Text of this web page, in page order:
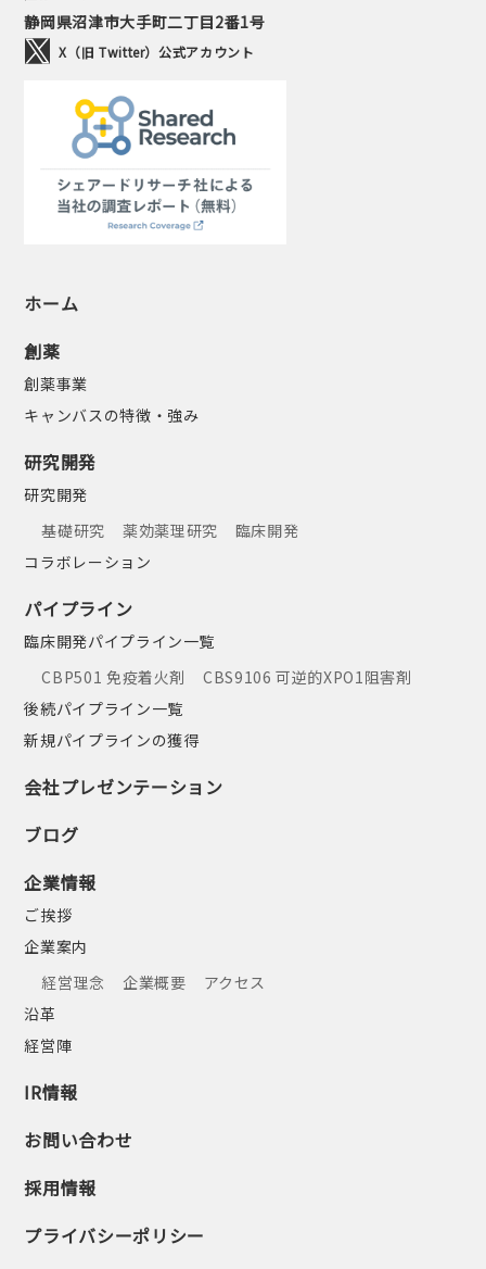
静岡県沼津市大手町二丁目2番1号
X（旧 Twitter）公式アカウント
ホーム
創薬
創薬事業
キャンバスの特徴・強み
研究開発
研究開発
基礎研究
薬効薬理研究
臨床開発
コラボレーション
パイプライン
臨床開発パイプライン一覧
CBP501 免疫着火剤
CBS9106 可逆的XPO1阻害剤
後続パイプライン一覧
新規パイプラインの獲得
会社プレゼンテーション
ブログ
企業情報
ご挨拶
企業案内
経営理念
企業概要
アクセス
沿革
経営陣
IR情報
お問い合わせ
採用情報
プライバシーポリシー